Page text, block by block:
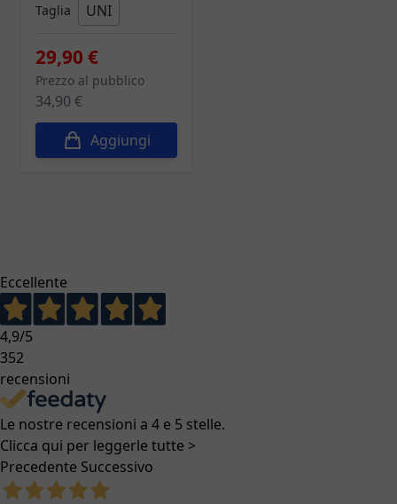
Taglia UNI
29,90 €
Prezzo al pubblico
34,90 €
Aggiungi
Eccellente
4,9/5
352
recensioni
Le nostre recensioni a 4 e 5 stelle.
Clicca qui per leggerle tutte >
Precedente Successivo